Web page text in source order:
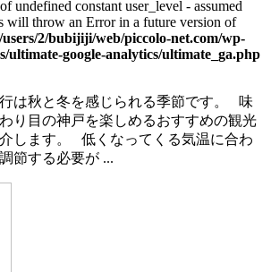
undefined constant user_level - assumed
will throw an Error in a future version of
users/2/bubijiji/web/piccolo-net.com/wp-
ultimate-google-analytics/ultimate_ga.php
は秋と冬を感じられる季節です。 味
り目の神戸を楽しめるおすすめの観光
します。 低くなってくる気温に合わ
節する必要が ...